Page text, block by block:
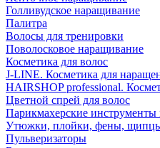
Голливудское наращивание
Палитра
Волосы для тренировки
Поволосковое наращивание
Косметика для волос
J-LINE. Косметика для
HAIRSHOP professional.
Цветной спрей для волос
Парикмахерские инструменты
Утюжки, плойки, фены, щипцы
Пульверизаторы